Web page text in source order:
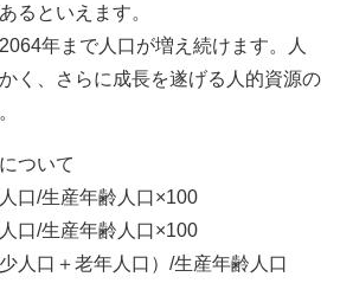
るといえます。
年まで人口が増え続けます。人
く、さらに成長を遂げる人的資源の
ついて
口/生産年齢人口×100
口/生産年齢人口×100
人口＋老年人口）/生産年齢人口